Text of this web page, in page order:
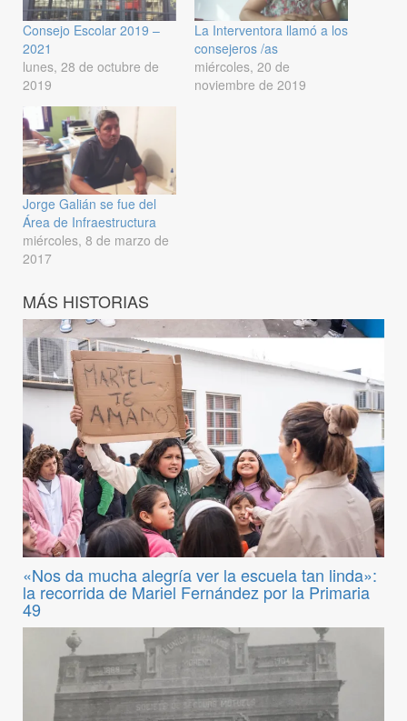
Consejo Escolar 2019 –
2021
lunes, 28 de octubre de
2019
La Interventora llamó a los
consejeros /as
miércoles, 20 de
noviembre de 2019
Jorge Galián se fue del
Área de Infraestructura
miércoles, 8 de marzo de
2017
MÁS HISTORIAS
«Nos da mucha alegría ver la escuela tan linda»:
la recorrida de Mariel Fernández por la Primaria
49